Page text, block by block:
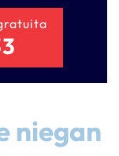
niegan